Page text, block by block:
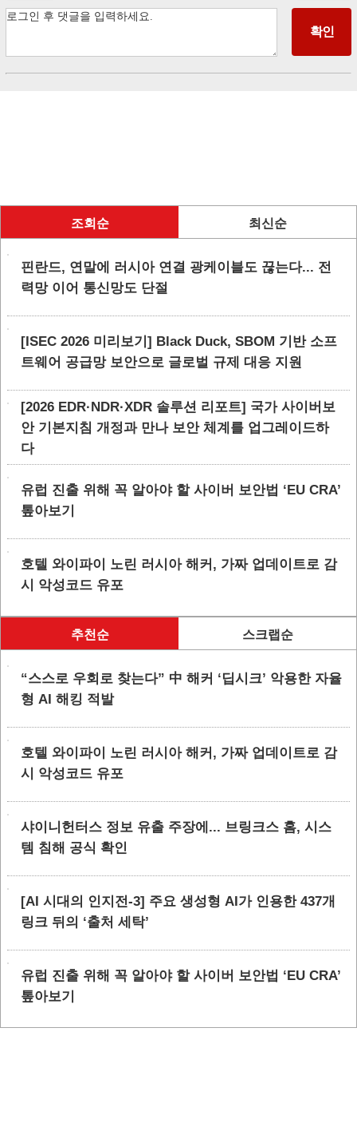
조회순 최신순
핀란드, 연말에 러시아 연결 광케이블도 끊는다... 전
력망 이어 통신망도 단절
[ISEC 2026 미리보기] Black Duck, SBOM 기반 소프
트웨어 공급망 보안으로 글로벌 규제 대응 지원
[2026 EDR·NDR·XDR 솔루션 리포트] 국가 사이버보
안 기본지침 개정과 만나 보안 체계를 업그레이드하
다
유럽 진출 위해 꼭 알아야 할 사이버 보안법 ‘EU CRA’
톺아보기
호텔 와이파이 노린 러시아 해커, 가짜 업데이트로 감
시 악성코드 유포
추천순 스크랩순
“스스로 우회로 찾는다” 中 해커 ‘딥시크’ 악용한 자율
형 AI 해킹 적발
호텔 와이파이 노린 러시아 해커, 가짜 업데이트로 감
시 악성코드 유포
샤이니헌터스 정보 유출 주장에... 브링크스 홈, 시스
템 침해 공식 확인
[AI 시대의 인지전-3] 주요 생성형 AI가 인용한 437개
링크 뒤의 ‘출처 세탁’
유럽 진출 위해 꼭 알아야 할 사이버 보안법 ‘EU CRA’
톺아보기